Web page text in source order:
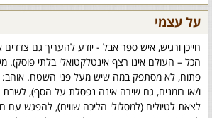
על עצמי
חייכן ורגיש, איש ספר אבל - יודע להעריך גם
הכל – העולם אינו רצף אינטלקטואלי בלתי
פתוח, לא מסתפק במה שיש מעל פני השטח. אוהב:
ו/או רומנים, גם שירה אינה נפסלת על הסף), לשבת
לצאת לטיולים (למסלולי הליכה שווים), להפגש עם